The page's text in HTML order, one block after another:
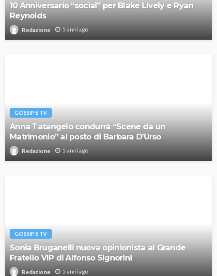
10 Anniversario “social” per Blake Lively e Ryan
Reynolds
Redazione 5 anni ago
GOSSIP E TV
Anna Tatangelo condurrà “Scene da un
Matrimonio” al posto di Barbara D’Urso
Redazione 5 anni ago
GOSSIP E TV
Sonia Bruganelli nuova opinionista al Grande
Fratello VIP di Alfonso Signorini
Redazione 5 anni ago